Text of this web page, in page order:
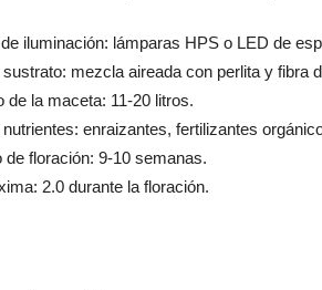
iluminación: lámparas HPS o LED de
sustrato: mezcla aireada con perlita y fibra
de la maceta: 11-20 litros.
nutrientes: enraizantes, fertilizantes
de floración: 9-10 semanas.
2.0 durante la floración.